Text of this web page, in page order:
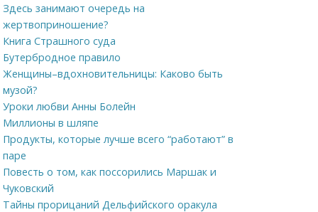
Здесь занимают очередь на
жертвоприношение?
Книга Страшного суда
Бутербродное правило
Женщины–вдохновительницы: Каково быть
музой?
Уроки любви Анны Болейн
Миллионы в шляпе
Продукты, которые лучше всего “работают” в
паре
Повесть о том, как поссорились Маршак и
Чуковский
Тайны прорицаний Дельфийского оракула